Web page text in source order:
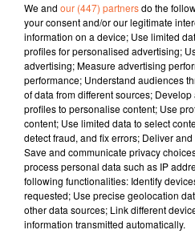
coup de coeur
8 décembre 2021 - 2 min 20
L'ÉVÈNEMENT - COUP DE COEUR
David Puaud
Coup de coeur cinéma
Chaque mercredi, dans notre
Morgan, programmateur au
We and our (447) partnersdo the
your consent and/or our legitimate
information on a device; Use limited
profiles for personalised advertising;
advertising; Measure advertising
performance; Understand audiences
of data from different sources;
profiles to personalise content; Use
content; Use limited data to select
detect fraud, and fix errors; Deliver
Save and communicate privacy
process personal data such as IP
following functionalities: Identify
requested; Use precise geolocation
other data sources; Link different
information transmitted automatically.